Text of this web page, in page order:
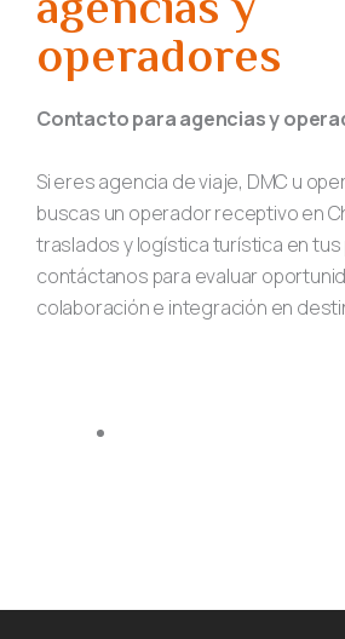
operadores
Contacto para agencias y
Si eres agencia de viaje, DMC u
buscas un operador receptivo en
traslados y logística turística en tus
contáctanos para evaluar
colaboración e integración en